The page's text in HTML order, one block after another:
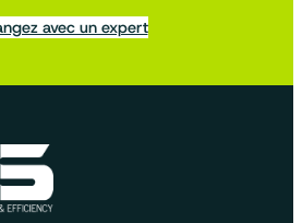
avec un expert